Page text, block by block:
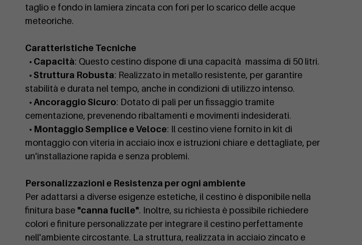
taglio e fondo in lamiera zincata con fori per lo scarico delle acque
meteoriche.
Caratteristiche Tecniche
• Capacità: Questo cestino dispone di una capacità massima di 50 litri.
• Struttura Robusta: Realizzato in metallo resistente, per garantire
stabilità e durata nel tempo, anche in condizioni di utilizzo intenso.
• Ancoraggio Sicuro: Dotato di pali per un fissaggio tramite
cementazione, prevenendo ribaltamenti e movimenti indesiderati.
• Montaggio Semplice e Veloce: Il cestino viene fornito in kit di
montaggio con viteria in acciaio inox e istruzioni chiare e dettagliate, per
un'installazione rapida e senza problemi.
Personalizzazioni e Resistenza per ogni ambiente
Per adattarsi a diverse esigenze estetiche, il cestino è disponibile nella
finitura base "canna fucile". Inoltre, su richiesta è possibile richiedere
colori e finiture personalizzate per integrare il cestino perfettamente
nell'ambiente circostante. La struttura, realizzata in acciaio zincato e